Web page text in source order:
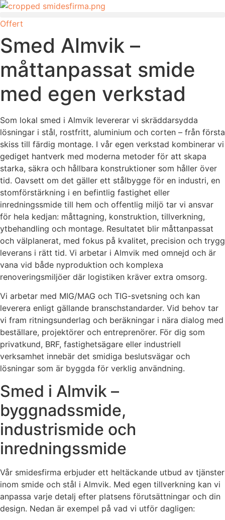
Skip
content
Offert
Smed Almvik –
måttanpassat smide
med egen verkstad
Som lokal smed i Almvik levererar vi skräddarsydda
lösningar i stål, rostfritt, aluminium och corten – från första
skiss till färdig montage. I vår egen verkstad kombinerar vi
gediget hantverk med moderna metoder för att skapa
starka, säkra och hållbara konstruktioner som håller över
tid. Oavsett om det gäller ett stålbygge för en industri, en
stomförstärkning i en befintlig fastighet eller
inredningssmide till hem och offentlig miljö tar vi ansvar
för hela kedjan: måttagning, konstruktion, tillverkning,
ytbehandling och montage. Resultatet blir måttanpassat
och välplanerat, med fokus på kvalitet, precision och trygg
leverans i rätt tid. Vi arbetar i Almvik med omnejd och är
vana vid både nyproduktion och komplexa
renoveringsmiljöer där logistiken kräver extra omsorg.
Vi arbetar med MIG/MAG och TIG-svetsning och kan
leverera enligt gällande branschstandarder. Vid behov tar
vi fram ritningsunderlag och beräkningar i nära dialog med
beställare, projektörer och entreprenörer. För dig som
privatkund, BRF, fastighetsägare eller industriell
verksamhet innebär det smidiga beslutsvägar och
lösningar som är byggda för verklig användning.
Smed i Almvik –
byggnadssmide,
industrismide och
inredningssmide
Vår smidesfirma erbjuder ett heltäckande utbud av tjänster
inom smide och stål i Almvik. Med egen tillverkning kan vi
anpassa varje detalj efter platsens förutsättningar och din
design. Nedan är exempel på vad vi utför dagligen: